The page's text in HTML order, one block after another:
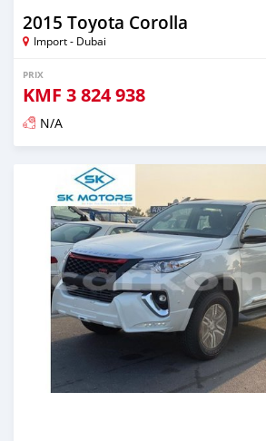
2015 Toyota Corolla
Import - Dubai
PRIX
KMF 3 824 938
N/A
Publié il y a presque 6 ans